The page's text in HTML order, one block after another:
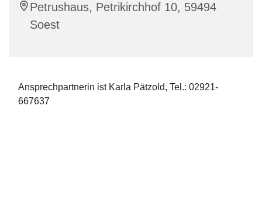
Petrushaus, Petrikirchhof 10, 59494
Soest
Ansprechpartnerin ist Karla Pätzold, Tel.: 02921-
667637